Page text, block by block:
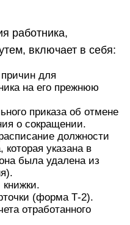
работника,
включает в себя:
для
на его прежнюю
приказа об отмене
о сокращении.
должности
которая указана в
была удалена из
(форма Т-2).
отработанного